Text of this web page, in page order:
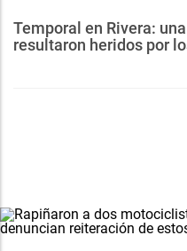
Temporal en Rivera:
resultaron heridos por